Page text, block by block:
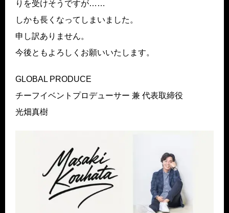
りを受けそうですが……
しかも長くなってしまいました。
申し訳ありません。
今後ともよろしくお願いいたします。
GLOBAL PRODUCE
チーフイベントプロデューサー 兼 代表取締役
光畑真樹